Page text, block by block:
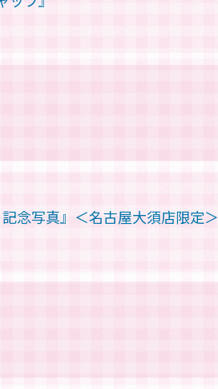
念写真』＜名古屋大須店限定＞